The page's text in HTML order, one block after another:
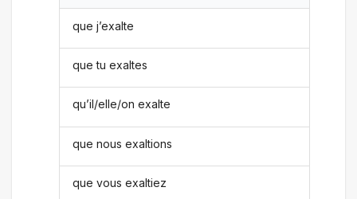
que j’exalte
que tu exaltes
qu’il/elle/on exalte
que nous exaltions
que vous exaltiez